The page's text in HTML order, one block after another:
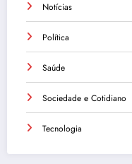
Notícias
Política
Saúde
Sociedade e Cotidiano
Tecnologia